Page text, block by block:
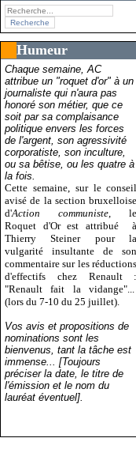
Humeur
Chaque semaine, AC
attribue un "roquet d'or" à un
journaliste qui n'aura pas
honoré son métier, que ce
soit par sa complaisance
politique envers les forces
de l'argent, son agressivité
corporatiste, son inculture,
ou sa bêtise, ou les quatre à
la fois.
Cette semaine, sur le conseil
avisé de la section bruxelloise
d'Action communiste , le
Roquet d'Or est attribué
à
Thierry Steiner pour la
vulgarité insultante de son
commentaire sur les réductions
d'effectifs chez Renault :
"Renault fait la vidange"...
(lors du 7-10 du 25 juillet).
Vos avis et propositions de
nominations sont les
bienvenus, tant la tâche est
immense... [Toujours
préciser la date, le titre de
l'émission et le nom du
lauréat éventuel].